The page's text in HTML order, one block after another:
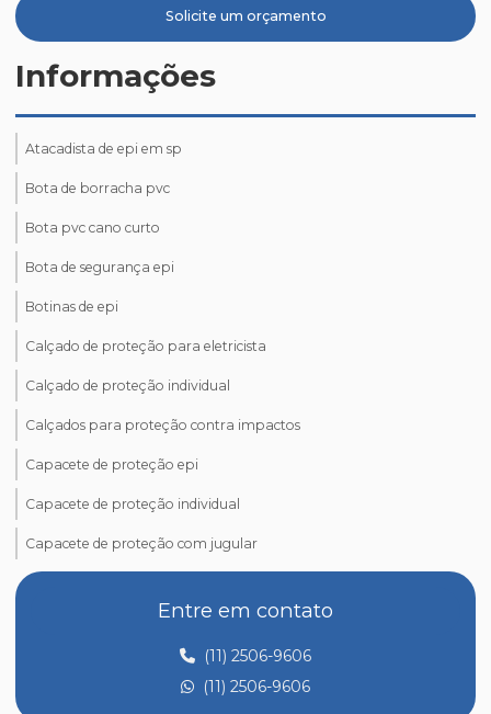
Solicite um orçamento
Informações
Atacadista de epi em sp
Bota de borracha pvc
Bota pvc cano curto
Bota de segurança epi
Botinas de epi
Calçado de proteção para eletricista
Calçado de proteção individual
Calçados para proteção contra impactos
Capacete de proteção epi
Capacete de proteção individual
Capacete de proteção com jugular
Comprar epi para trabalho em altura
Comprar óculos de proteção epi
Creme de proteção para as mãos epi
Entre em contato
(11) 2506-9606
(11) 2506-9606